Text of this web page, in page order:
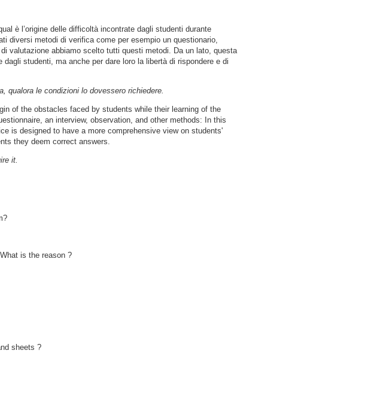
è l’origine delle difficoltà incontrate dagli studenti durante
diversi metodi di verifica come per esempio un questionario,
valutazione abbiamo scelto tutti questi metodi. Da un lato, questa
studenti, ma anche per dare loro la libertà di rispondere e di
qualora le condizioni lo dovessero richiedere.
of the obstacles faced by students while their learning of the
an interview, observation, and other methods: In this
is designed to have a more comprehensive view on students'
they deem correct answers.
it.
is the reason ?
sheets ?